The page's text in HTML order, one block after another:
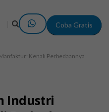
Coba Gratis
Kenali Perbedaannya
Industri